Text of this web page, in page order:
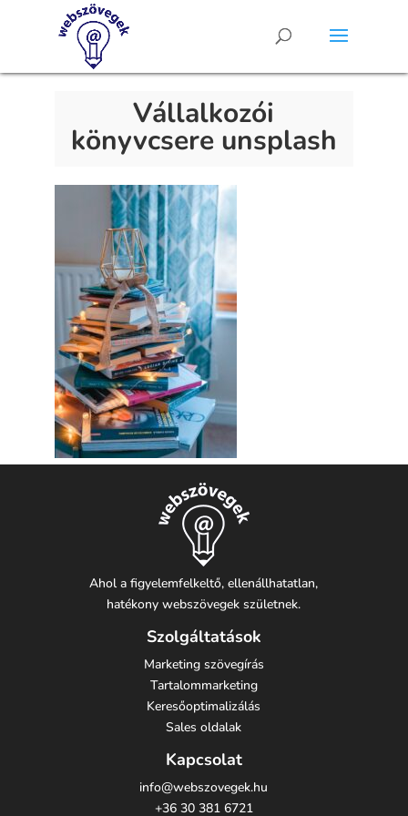
Vállalkozói
könyvcsere unsplash
Ahol a figyelemfelkeltő, ellenállhatatlan,
hatékony webszövegek születnek.
Szolgáltatások
Marketing szövegírás
Tartalommarketing
Keresőoptimalizálás
Sales oldalak
Kapcsolat
info@webszovegek.hu
+36 30 381 6721